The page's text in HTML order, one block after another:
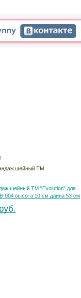
шейный ТМ "Evolution" для
004 высота 10 см длина 53 см